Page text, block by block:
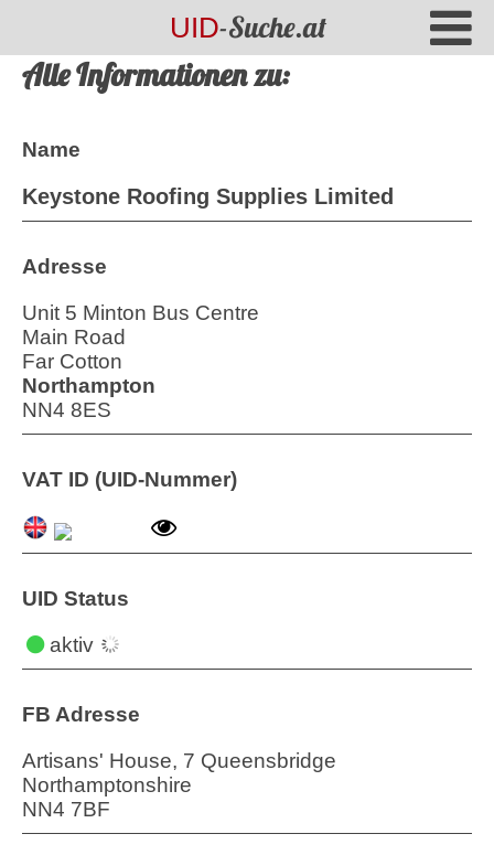
UID-Suche.at
Alle Informationen zu:
Name
Keystone Roofing Supplies Limited
Adresse
Unit 5 Minton Bus Centre
Main Road
Far Cotton
Northampton
NN4 8ES
VAT ID (UID-Nummer)
UID Status
aktiv
FB Adresse
Artisans' House, 7 Queensbridge
Northamptonshire
NN4 7BF